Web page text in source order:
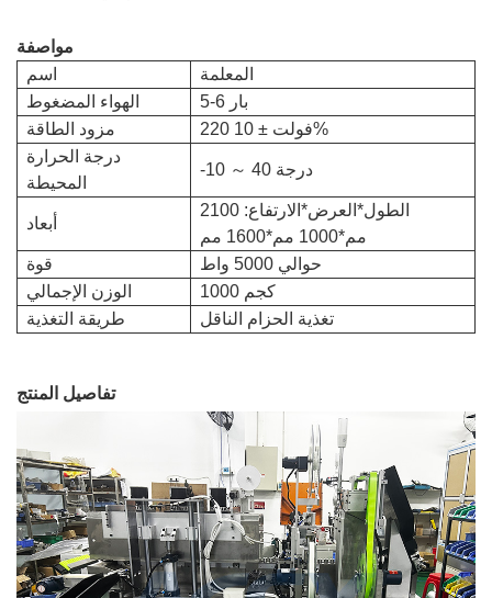
مواصفة
اسم
المعلمة
الهواء المضغوط
5-6 بار
مزود الطاقة
220 فولت ± 10%
درجة الحرارة
المحيطة
-10 ～ 40 درجة
أبعاد
الطول*العرض*الارتفاع: 2100
مم*1000 مم*1600 مم
قوة
حوالي 5000 واط
الوزن الإجمالي
1000 كجم
طريقة التغذية
تغذية الحزام الناقل
تفاصيل المنتج